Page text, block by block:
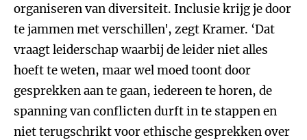
organiseren van diversiteit. Inclusie krijg je door
te jammen met verschillen', zegt Kramer. ‘Dat
vraagt leiderschap waarbij de leider niet alles
hoeft te weten, maar wel moed toont door
gesprekken aan te gaan, iedereen te horen, de
spanning van conflicten durft in te stappen en
niet terugschrikt voor ethische gesprekken over